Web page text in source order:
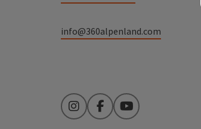
info@360alpenland.com
InstagramFacebookYouTube